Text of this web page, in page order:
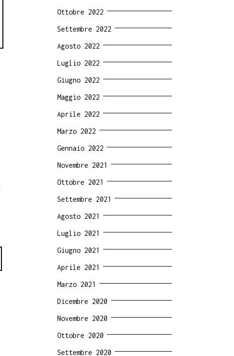
Ottobre 2022
Settembre 2022
Agosto 2022
Luglio 2022
Giugno 2022
Maggio 2022
Aprile 2022
Marzo 2022
Gennaio 2022
Novembre 2021
Ottobre 2021
Settembre 2021
Agosto 2021
Luglio 2021
Giugno 2021
Aprile 2021
Marzo 2021
Dicembre 2020
Novembre 2020
Ottobre 2020
Settembre 2020